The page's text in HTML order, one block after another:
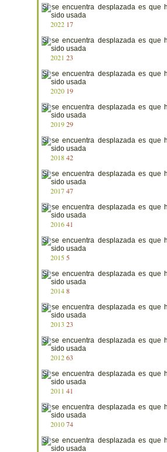
2022 17
2021 23
2020 19
201929
201842
201747
201641
2015 5
20148
2013 23
201263
2011 41
201074